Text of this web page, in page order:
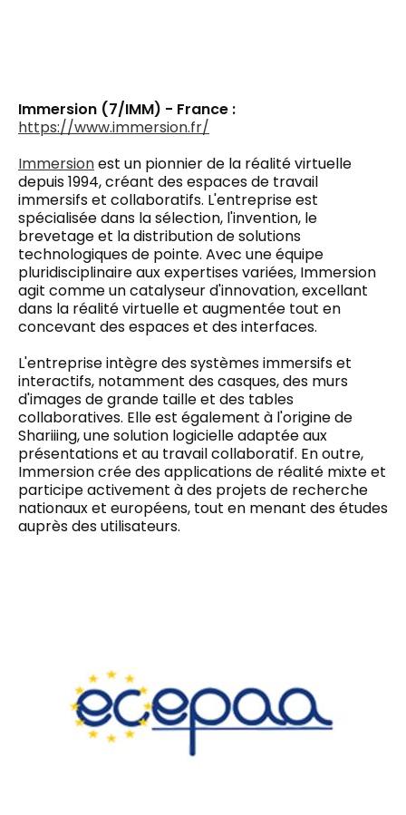
Immersion (7/IMM) - France :
https://www.immersion.fr/
Immersionest un pionnier de la réalité virtuelle
depuis 1994, créant des espaces de travail
immersifs et collaboratifs. L'entreprise est
spécialisée dans la sélection, l'invention, le
brevetage et la distribution de solutions
technologiques de pointe. Avec une équipe
pluridisciplinaire aux expertises variées, Immersion
agit comme un catalyseur d'innovation, excellant
dans la réalité virtuelle et augmentée tout en
concevant des espaces et des interfaces.
L'entreprise intègre des systèmes immersifs et
interactifs, notamment des casques, des murs
d'images de grande taille et des tables
collaboratives. Elle est également à l'origine de
Shariiing, une solution logicielle adaptée aux
présentations et au travail collaboratif. En outre,
Immersion crée des applications de réalité mixte et
participe activement à des projets de recherche
nationaux et européens, tout en menant des études
auprès des utilisateurs.